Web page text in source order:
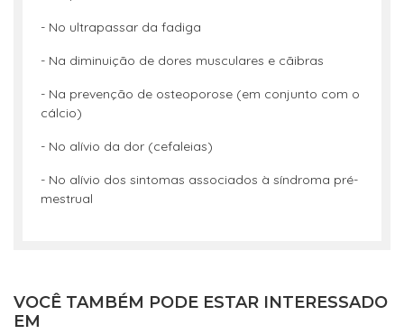
- No ultrapassar da fadiga
- Na diminuição de dores musculares e cãibras
- Na prevenção de osteoporose (em conjunto com o
cálcio)
- No alívio da dor (cefaleias)
- No alívio dos sintomas associados à síndroma pré-
mestrual
VOCÊ TAMBÉM PODE ESTAR INTERESSADO
EM